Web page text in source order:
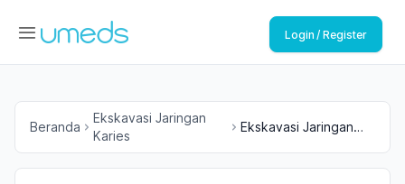
Login / Register
Beranda
Ekskavasi Jaringan
Karies
Ekskavasi Jaringan